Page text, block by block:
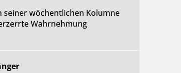
seiner wöchentlichen Kolumne
Wahrnehmung